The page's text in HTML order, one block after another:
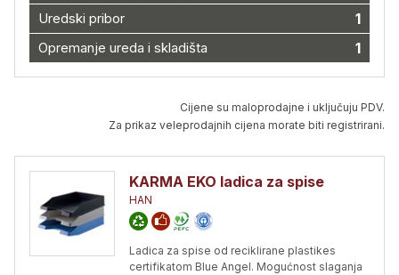
Uredski pribor 1
Opremanje ureda i skladišta 1
Cijene su maloprodajne i uključuju PDV.
Za prikaz veleprodajnih cijena morate biti registrirani.
KARMA EKO ladica za spise
HAN
Ladica za spise od reciklirane plastikes
certifikatom Blue Angel. Mogućnost slaganja